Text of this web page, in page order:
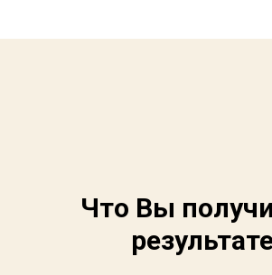
Что Вы